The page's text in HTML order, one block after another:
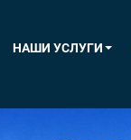
НАШИ УСЛУГИ